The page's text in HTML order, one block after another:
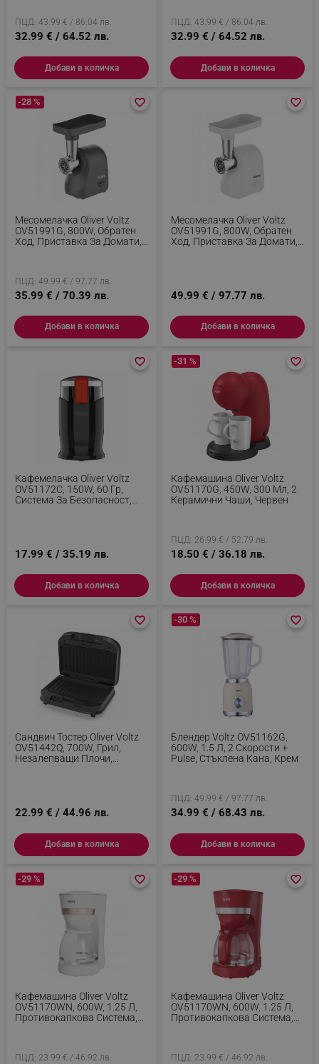
ПЦД: 43.99 € / 86.04 лв.
32.99 € / 64.52 лв.
Добави в количка
ПЦД: 43.99 € / 86.04 лв.
32.99 € / 64.52 лв.
Добави в количка
Месомелачка Oliver Voltz
OV51991G, 800W, Обратен
Ход, Приставка За Домати,
-28 %
ПЦД: 49.99 € / 97.77 лв.
35.99 € / 70.39 лв.
favorite_border
favorite_border
Добави в количка
Месомелачка Oliver Voltz
OV51991G, 800W, Обратен
Ход, Приставка За Домати,
49.99 € / 97.77 лв.
favorite_border
favorite_border
Добави в количка
Кафемелачка Oliver Voltz
OV51172C, 150W, 60 Гр,
Система За Безопасност,
17.99 € / 35.19 лв.
favorite_border
favorite_border
Добави в количка
Кафемашина Oliver Voltz
OV51170G, 450W, 300 Мл, 2
Керамични Чаши, Червен
-31 %
ПЦД: 26.99 € / 52.79 лв.
18.50 € / 36.18 лв.
favorite_border
favorite_border
Добави в количка
Сандвич Тостер Oliver Voltz
OV51442Q, 700W, Грил,
Незалепващи Плочи,
22.99 € / 44.96 лв.
favorite_border
favorite_border
Добави в количка
Блендер Voltz OV51162G,
600W, 1.5 Л, 2 Скорости +
Pulse, Стъклена Кана, Крем
-30 %
ПЦД: 49.99 € / 97.77 лв.
34.99 € / 68.43 лв.
favorite_border
favorite_border
Добави в количка
Кафемашина Oliver Voltz
OV51170WN, 600W, 1.25 Л,
Противокапкова Система,
-29 %
ПЦД: 23.99 € / 46.92 лв.
favorite_border
favorite_border
Кафемашина Oliver Voltz
OV51170WN, 600W, 1.25 Л,
Противокапкова Система,
-29 %
ПЦД: 23.99 € / 46.92 лв.
favorite_border
favorite_border